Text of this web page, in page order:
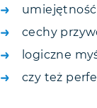
cechy
logiczne
czy też